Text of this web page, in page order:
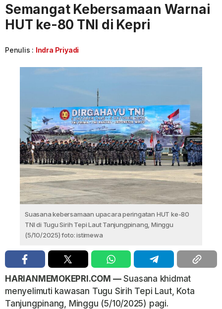
Semangat Kebersamaan Warnai
HUT ke-80 TNI di Kepri
Penulis : Indra Priyadi
Suasana kebersamaan upacara peringatan HUT ke-80
TNI di Tugu Sirih Tepi Laut Tanjungpinang, Minggu
(5/10/2025) foto: istimewa
HARIANMEMOKEPRI.COM —Suasana khidmat
menyelimuti kawasan Tugu Sirih Tepi Laut, Kota
Tanjungpinang, Minggu (5/10/2025) pagi.